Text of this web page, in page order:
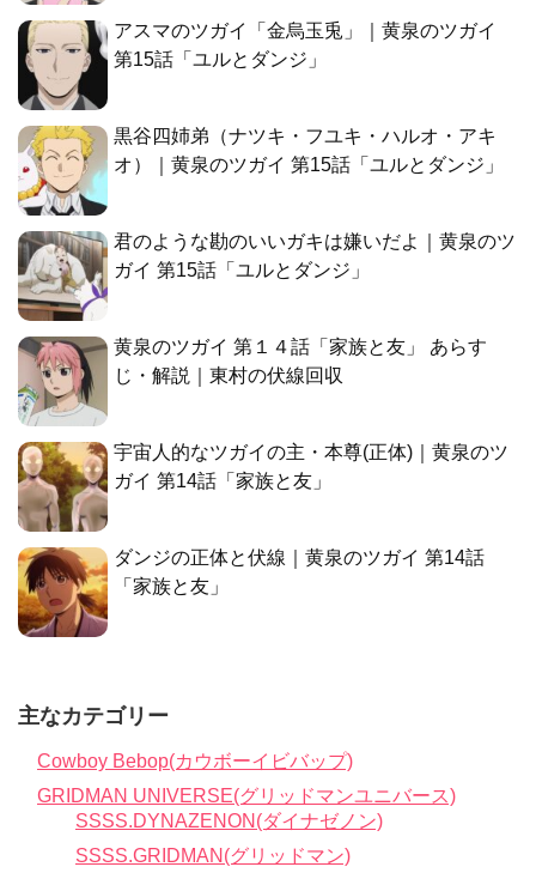
アスマのツガイ「金烏玉兎」｜黄泉のツガイ
第15話「ユルとダンジ」
黒谷四姉弟（ナツキ・フユキ・ハルオ・アキ
オ）｜黄泉のツガイ 第15話「ユルとダンジ」
君のような勘のいいガキは嫌いだよ｜黄泉のツ
ガイ 第15話「ユルとダンジ」
黄泉のツガイ 第１４話「家族と友」 あらす
じ・解説｜東村の伏線回収
宇宙人的なツガイの主・本尊(正体)｜黄泉のツ
ガイ 第14話「家族と友」
ダンジの正体と伏線｜黄泉のツガイ 第14話
「家族と友」
主なカテゴリー
Cowboy Bebop(カウボーイビバップ)
GRIDMAN UNIVERSE(グリッドマンユニバース)
SSSS.DYNAZENON(ダイナゼノン)
SSSS.GRIDMAN(グリッドマン)